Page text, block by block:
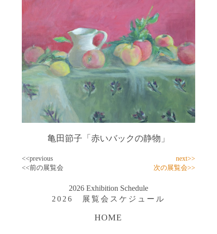
亀田節子「赤いバックの静物」
<<previous
<<前の展覧会
next>>
次の展覧会>>
2026 Exhibition Schedule
2026 展覧会スケジュール
HOME